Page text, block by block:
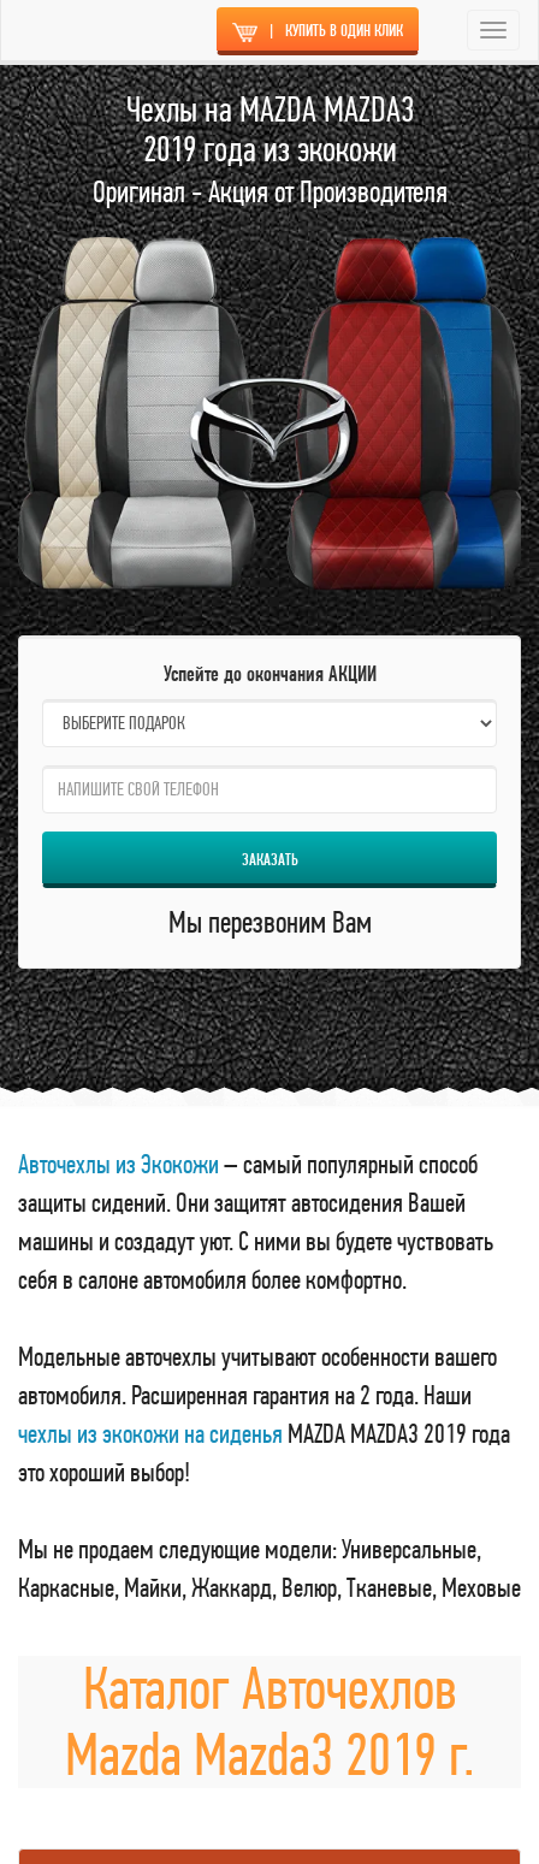
| КУПИТЬ В ОДИН КЛИК
Чехлы на MAZDA MAZDA3
2019 года из экокожи
Оригинал - Акция от Производителя
Успейте до окончания АКЦИИ
name:
qzw:
ЗАКАЗАТЬ
Мы перезвоним Вам
Авточехлы из Экокожи– самый популярный способ
защиты сидений. Они защитят автосидения Вашей
машины и создадут уют. С ними вы будете чуствовать
себя в салоне автомобиля более комфортно.
Модельные авточехлы учитывают особенности вашего
автомобиля. Расширенная гарантия на 2 года. Наши
чехлы из экокожи на сиденья MAZDA MAZDA3 2019 года
это хороший выбор!
Мы не продаем следующие модели: Универсальные,
Каркасные, Майки, Жаккард, Велюр, Тканевые, Меховые
Каталог Авточехлов
Mazda Mazda3 2019 г.